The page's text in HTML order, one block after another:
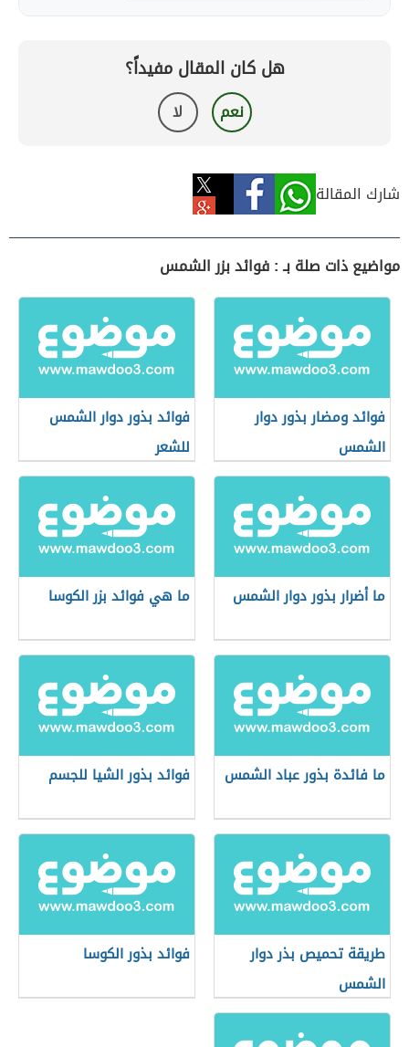
هل كان المقال مفيداً؟
نعم لا
شارك المقالة
مواضيع ذات صلة بـ : فوائد بزر الشمس
فوائد ومضار بذور دوار
الشمس
فوائد بذور دوار الشمس
للشعر
ما أضرار بذور دوار الشمس ما هي فوائد بزر الكوسا
ما فائدة بذور عباد الشمس فوائد بذور الشيا للجسم
طريقة تحميص بذر دوار
الشمس
فوائد بذور الكوسا